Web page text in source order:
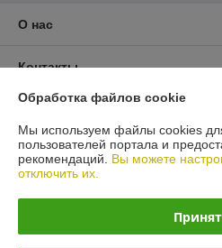
О нас
Контакты
Доставка и оплата
График работы
Политика обработки cookies
Обработка файлов cookie
Мы используем файлы cookies
пользователей портала и
рекомендаций. Вы можете
отключить их.